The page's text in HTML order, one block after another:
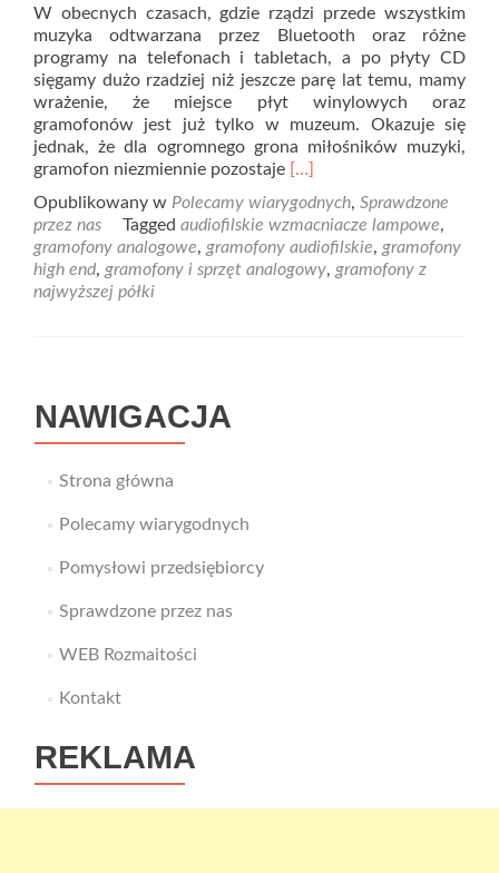
W obecnych czasach, gdzie rządzi przede wszystkim
muzyka odtwarzana przez Bluetooth oraz różne
programy na telefonach i tabletach, a po płyty CD
sięgamy dużo rzadziej niż jeszcze parę lat temu, mamy
wrażenie, że miejsce płyt winylowych oraz
gramofonów jest już tylko w muzeum. Okazuje się
jednak, że dla ogromnego grona miłośników muzyki,
gramofon niezmiennie pozostaje Read
about
Jedyne
w
swoim
[…]
Opublikowany w Polecamy wiarygodnych, Sprawdzone
przez nas
Tagged audiofilskie wzmacniacze lampowe,
gramofony analogowe, gramofony audiofilskie, gramofony
high end, gramofony i sprzęt analogowy, gramofony z
najwyższej półki
NAWIGACJA
Strona główna
Polecamy wiarygodnych
Pomysłowi przedsiębiorcy
Sprawdzone przez nas
WEB Rozmaitości
Kontakt
REKLAMA